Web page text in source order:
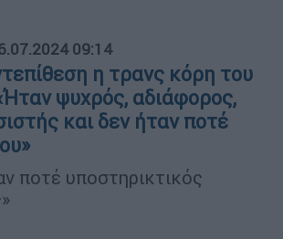
09:14
η τρανς κόρη του
ψυχρός, αδιάφορος,
και δεν ήταν ποτέ
ποτέ υποστηρικτικός